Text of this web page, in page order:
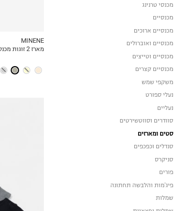
מכנסי טרנינג
מכנסיים
מכנסיים ארוכים
מכנסיים ואוברולים
מכנסיים וטייצים
מכנסיים קצרים
משקפי שמש
נעלי ספורט
נעליים
סוודרים וסווטשירטים
סטים ומארזים
סנדלים וכפכפים
סניקרס
פורים
פיג'מות והלבשה תחתונה
שמלות
MINENE
מארז 2 זוגות מכנסיים